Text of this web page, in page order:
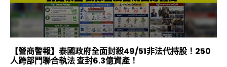
【營商警報】泰國政府全面封殺49/51非法代持股！250
人跨部門聯合執法 查封6.3億資產！